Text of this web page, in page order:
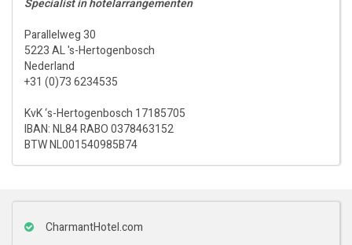
Specialist in hotelarrangementen
Parallelweg 30
5223 AL 's-Hertogenbosch
Nederland
+31 (0)73 6234535
KvK ‘s-Hertogenbosch 17185705
IBAN: NL84 RABO 0378463152
BTW NL001540985B74
CharmantHotel.com